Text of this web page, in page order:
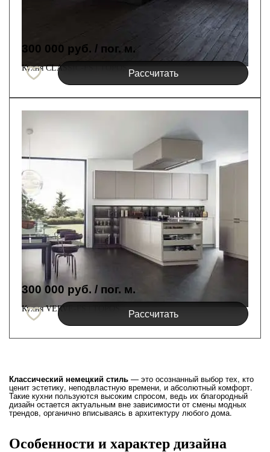
Кухня CLASSIC-FS | TOPOS
300 000 руб. / пог. м.
Рассчитать
Кухня VERVE-FS | TOPOS
300 000 руб. / пог. м.
Рассчитать
Классический немецкий стиль — это осознанный выбор тех, кто
ценит эстетику, неподвластную времени, и абсолютный комфорт.
Такие кухни пользуются высоким спросом, ведь их благородный
дизайн остается актуальным вне зависимости от смены модных
трендов, органично вписываясь в архитектуру любого дома.
Особенности и характер дизайна